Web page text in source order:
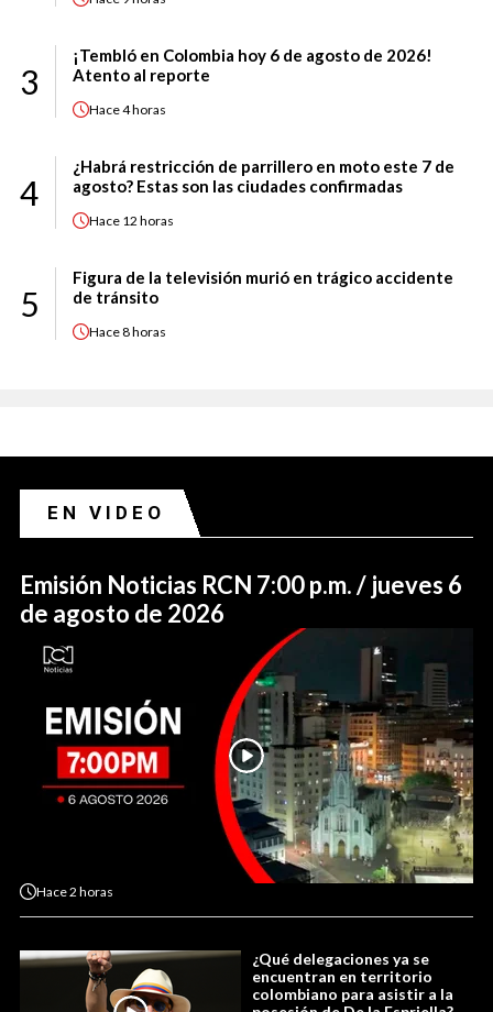
3
¡Tembló en Colombia hoy 6 de agosto de 2026!
Atento al reporte
Hace4 horas
4
¿Habrá restricción de parrillero en moto este 7 de
agosto? Estas son las ciudades confirmadas
Hace 12 horas
5
Figura de la televisión murió en trágico accidente
de tránsito
Hace8 horas
EN VIDEO
Emisión Noticias RCN 7:00 p.m. / jueves 6
de agosto de 2026
Hace2 horas
¿Qué delegaciones ya se
encuentran en territorio
colombiano para asistir a la